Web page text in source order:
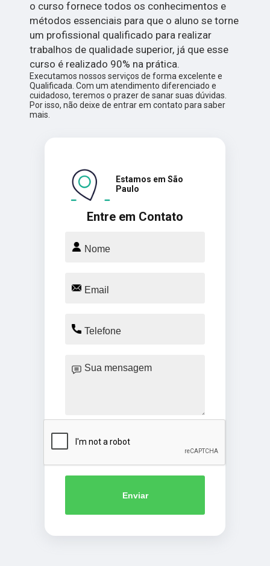
o curso fornece todos os conhecimentos e
métodos essenciais para que o aluno se torne
um profissional qualificado para realizar
trabalhos de qualidade superior, já que esse
curso é realizado 90% na prática.
Executamos nossos serviços de forma excelente e
Qualificada. Com um atendimento diferenciado e
cuidadoso, teremos o prazer de sanar suas dúvidas.
Por isso, não deixe de entrar em contato para saber
mais.
Entre em Contato
Estamos em São
Paulo
Enviar